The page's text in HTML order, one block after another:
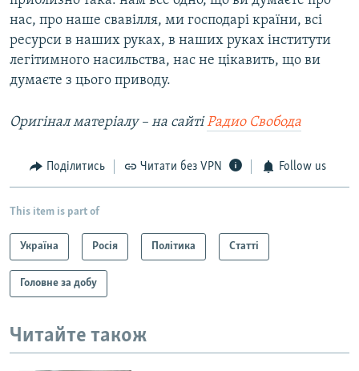
нас, про наше свавілля, ми господарі країни, всі
ресурси в наших руках, в наших руках інститути
легітимного насильства, нас не цікавить, що ви
думаєте з цього приводу.
Оригінал матеріалу – на сайтіРадио Свобода
Поділитись Читати без VPN Follow us
This item is part of
Україна Росія Політика Статті
Головне за добу
Читайте також